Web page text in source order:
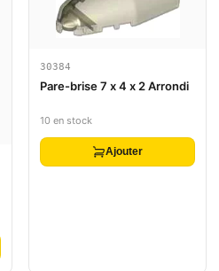
30384
Pare-brise 7 x 4 x 2 Arrondi
10 en stock
Ajouter